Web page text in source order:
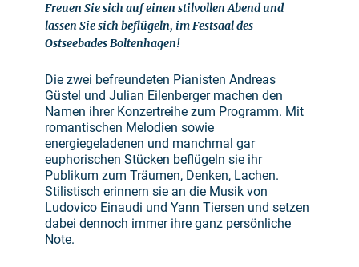
Freuen Sie sich auf einen stilvollen Abend und
lassen Sie sich beflügeln, im Festsaal des
Ostseebades Boltenhagen!
Die zwei befreundeten Pianisten Andreas
Güstel und Julian Eilenberger machen den
Namen ihrer Konzertreihe zum Programm. Mit
romantischen Melodien sowie
energiegeladenen und manchmal gar
euphorischen Stücken beflügeln sie ihr
Publikum zum Träumen, Denken, Lachen.
Stilistisch erinnern sie an die Musik von
Ludovico Einaudi und Yann Tiersen und setzen
dabei dennoch immer ihre ganz persönliche
Note.